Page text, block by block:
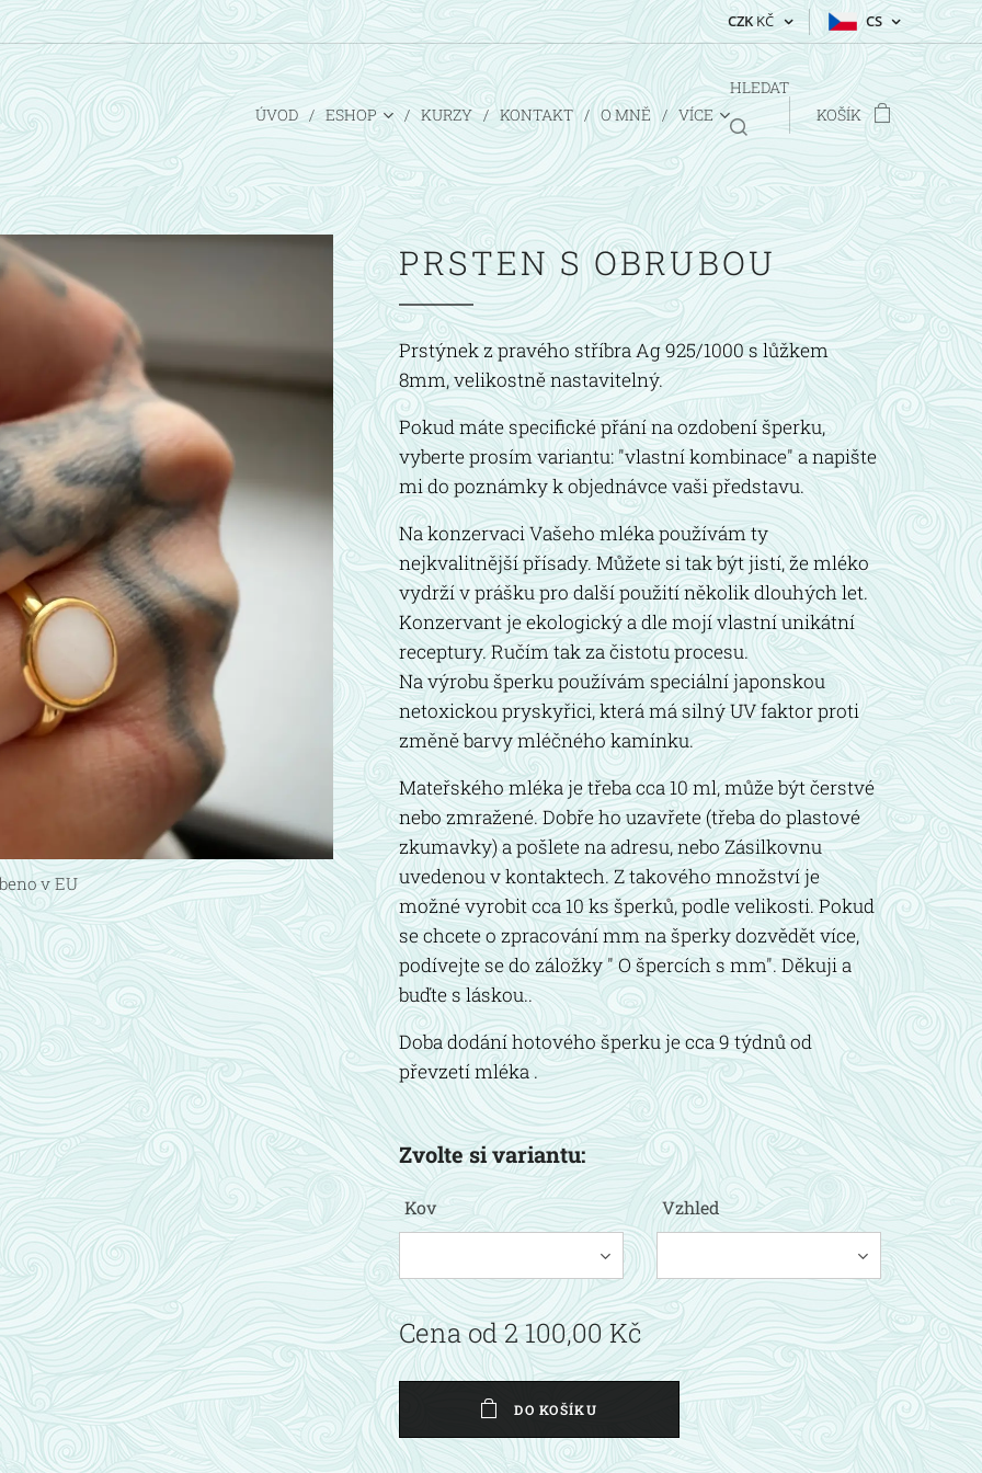
CZKKČ CS
ÚVOD ESHOP KURZY KONTAKT O MNĚ VÍCE
HLEDAT
KOŠÍK
PRSTEN S OBRUBOU
v EU
Prstýnek z pravého stříbra Ag 925/1000 s lůžkem
8mm, velikostně nastavitelný.
Pokud máte specifické přání na ozdobení šperku,
vyberte prosím variantu: "vlastní kombinace" a napište
mi do poznámky k objednávce vaši představu.
Na konzervaci Vašeho mléka používám ty
nejkvalitnější přísady. Můžete si tak být jistí, že mléko
vydrží v prášku pro další použití několik dlouhých let.
Konzervant je ekologický a dle mojí vlastní unikátní
receptury. Ručím tak za čistotu procesu.
Na výrobu šperku používám speciální japonskou
netoxickou pryskyřici, která má silný UV faktor proti
změně barvy mléčného kamínku.
Mateřského mléka je třeba cca 10 ml, může být čerstvé
nebo zmražené. Dobře ho uzavřete (třeba do plastové
zkumavky) a pošlete na adresu, nebo Zásilkovnu
uvedenou v kontaktech. Z takového množství je
možné vyrobit cca 10 ks šperků, podle velikosti. Pokud
se chcete o zpracování mm na šperky dozvědět více,
podívejte se do záložky " O špercích s mm". Děkuji a
buďte s láskou..
Doba dodání hotového šperku je cca 9 týdnů od
převzetí mléka .
Zvolte si variantu:
Kov Vzhled
Cena od2 100,00Kč
DO KOŠÍKU